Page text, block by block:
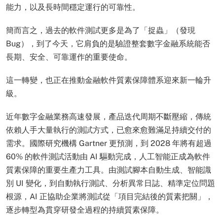
能力，以及長時間穩定運行的可靠性。
簡而言之，過去的軟件測試更多是為了「捉蟲」（發現
Bug），到了今天，它肩負的是驗證整套數字金融系統能否
長期、安全、可靠運作的重要使命。
這一轉變，也正在推動金融軟件質素保障體系迎來新一輪升
級。
近年數字金融業務高速發展，產品迭代周期不斷壓縮，傳統
依賴人手大量執行的測試方式，已愈來愈難滿足持續交付的
需求。國際研究機構 Gartner 更預測，到 2028 年將有超過
60% 的軟件測試活動由 AI 驅動完成，人工智能正成為軟件
質素保障的重要生產力工具。由測試腳本自動生成、智能識
別 UI 變化，到自動執行測試、分析異常日誌、精準定位問題
根源，AI 正協助企業將測試從「項目完結後的質素把關」，
逐步轉型為貫穿研發全過程的持續質素保障。